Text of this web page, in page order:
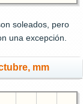
soleados, pero
una excepción.
mm